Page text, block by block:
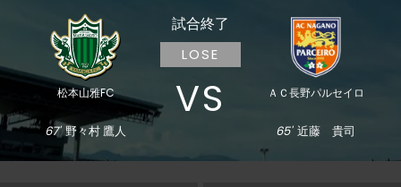
松本山雅FC
67' 野々村 鷹人
試合終了
LOSE
VS ＡＣ長野パルセイロ
65' 近藤 貴司